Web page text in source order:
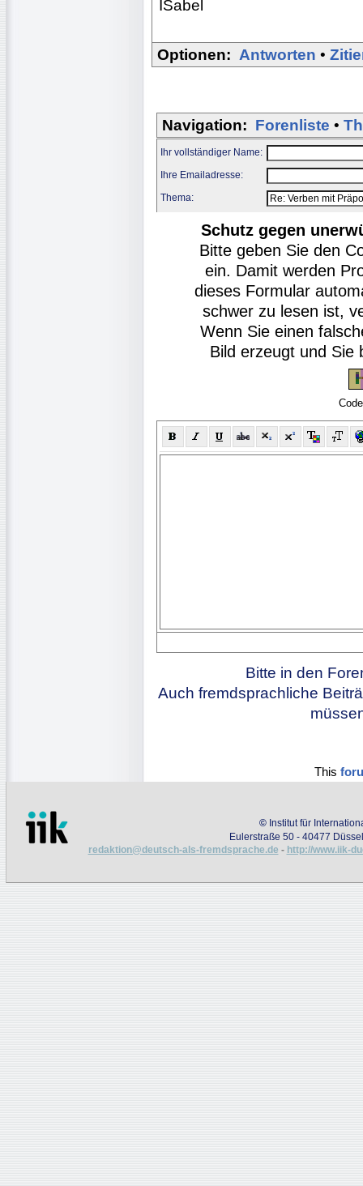
ISabel
Optionen: Antworten •
Navigation: Forenliste •
Ihr vollständiger Name:
Ihre Emailadresse:
Thema:
Schutz gegen
Bitte geben Sie den
ein. Damit werden
dieses Formular
schwer zu lesen ist,
Wenn Sie einen
Bild erzeugt und Sie
Bitte in den
Auch fremdsprachliche
This
© Institut für
Eulerstraße 50 - 40477
redaktion@deutsch-als-fremdsprache.de - http://www.iik-